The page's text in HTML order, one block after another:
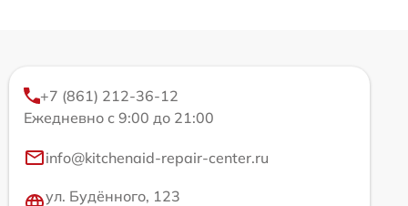
+7 (861) 212-36-12
Ежедневно с 9:00 до 21:00
info@kitchenaid-repair-center.ru
ул. Будённого, 123